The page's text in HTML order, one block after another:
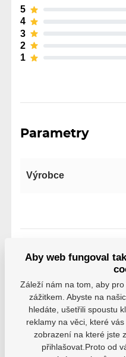
5
4
3
2
1
Parametry
Výrobce
Varianty
HS23
EAN: 1700000108599
Skladem
Aby web fungoval
Záleží nám na tom, aby
zážitkem. Abyste na
hledáte, ušetřili spoustu
reklamy na věci, které
zobrazení na které jste
přihlašovat.Proto od